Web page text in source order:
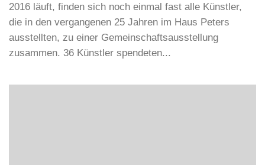
2016 läuft, finden sich noch einmal fast alle Künstler,
die in den vergangenen 25 Jahren im Haus Peters
ausstellten, zu einer Gemeinschaftsausstellung
zusammen. 36 Künstler spendeten...